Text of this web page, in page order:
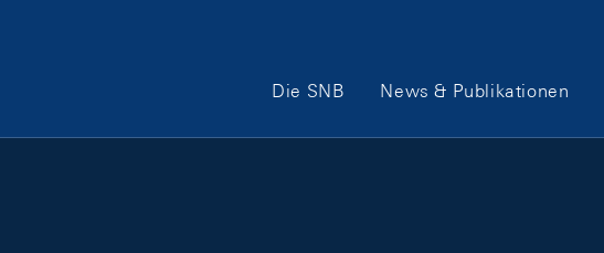
Hauptnavigation
Die SNB News & Publikationen